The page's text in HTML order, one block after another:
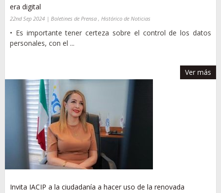
era digital
22nd Sep 2024 | Boletines de Prensa , Histórico de Noticias
• Es importante tener certeza sobre el control de los datos
personales, con el ...
Ver más
Invita IACIP a la ciudadanía a hacer uso de la renovada